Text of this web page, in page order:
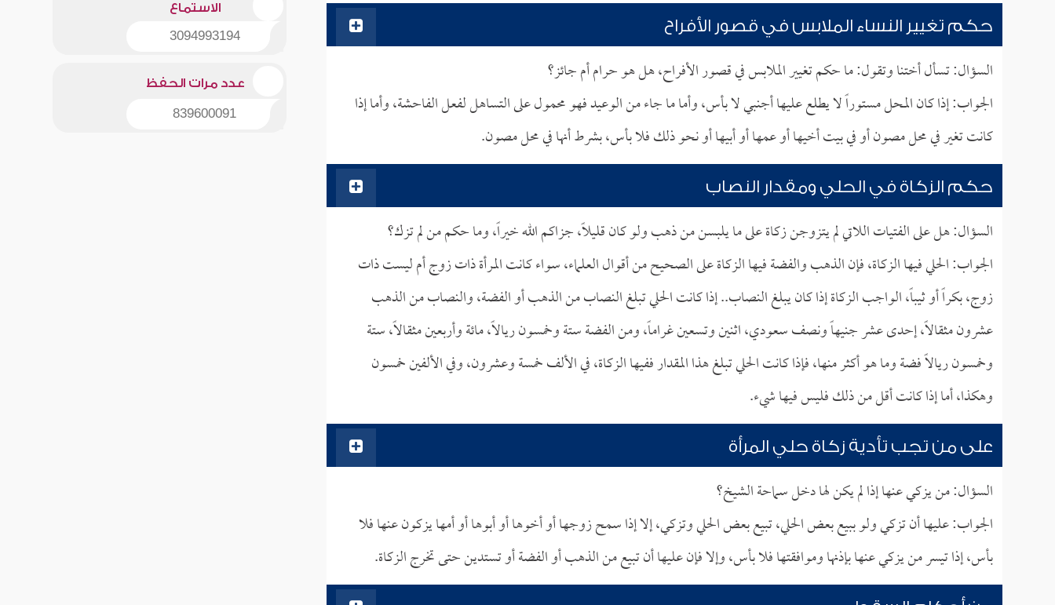
حكم تغيير النساء الملابس في قصور الأفراح
السؤال: تسأل أختنا وتقول: ما حكم تغيير الملابس في قصور الأفراح، هل هو حرام أم جائز؟
الجواب: إذا كان المحل مستوراً لا يطلع عليها أجنبي لا بأس، وأما ما جاء من الوعيد فهو محمول على التساهل لفعل الفاحشة، وأما إذا
كانت تغير في محل مصون أو في بيت أخيها أو عمها أو أبيها أو نحو ذلك فلا بأس، بشرط أنها في محل مصون.
حكم الزكاة في الحلي ومقدار النصاب
السؤال: هل على الفتيات اللاتي لم يتزوجن زكاة على ما يلبسن من ذهب ولو كان قليلاً، جزاكم الله خيراً، وما حكم من لم تزك؟
الجواب: الحلي فيها الزكاة، فإن الذهب والفضة فيها الزكاة على الصحيح من أقوال العلماء، سواء كانت المرأة ذات زوج أم ليست ذات
زوج، بكراً أو ثيباً، الواجب الزكاة إذا كان يبلغ النصاب.. إذا كانت الحلي تبلغ النصاب من الذهب أو الفضة، والنصاب من الذهب
عشرون مثقالاً، إحدى عشر جنيهاً ونصف سعودي، اثنين وتسعين غراماً، ومن الفضة ستة وخمسون ريالاً، مائة وأربعين مثقالاً، ستة
وخمسون ريالاً فضة وما هو أكثر منها، فإذا كانت الحلي تبلغ هذا المقدار ففيها الزكاة، في الألف خمسة وعشرون، وفي الألفين خمسون
وهكذا، أما إذا كانت أقل من ذلك فليس فيها شيء.
على من تجب تأدية زكاة حلي المرأة
السؤال: من يزكي عنها إذا لم يكن لها دخل سماحة الشيخ؟
الجواب: عليها أن تزكي ولو ببيع بعض الحلي، تبيع بعض الحلي وتزكي، إلا إذا سمح زوجها أو أخوها أو أبوها أو أمها يزكون عنها فلا
بأس، إذا تيسر من يزكي عنها بإذنها وموافقتها فلا بأس، وإلا فإن عليها أن تبيع من الذهب أو الفضة أو تستدين حتى تخرج الزكاة.
الاستماع
3094993194
عدد مرات الحفظ
839600091